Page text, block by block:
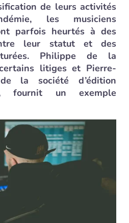
de leurs activités
les musiciens
parfois heurtés à des
leur statut et des
Philippe de la
litiges et Pierre-
la société d’édition
fournit un exemple